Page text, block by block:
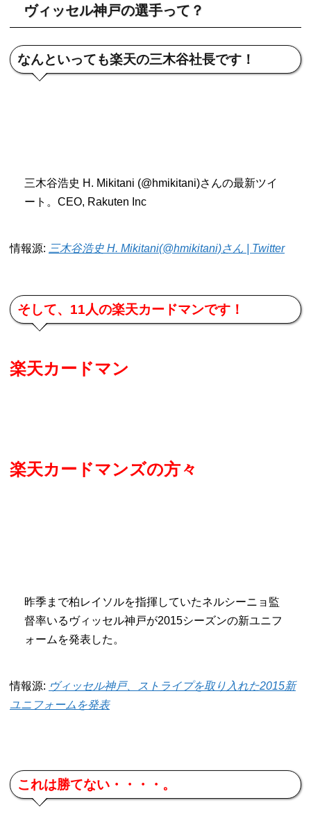
ヴィッセル神戸の選手って？
なんといっても楽天の三木谷社長です！
三木谷浩史 H. Mikitani (@hmikitani)さんの最新ツイ
ート。CEO, Rakuten Inc
情報源: 三木谷浩史 H. Mikitani(@hmikitani)さん | Twitter
そして、11人の楽天カードマンです！
楽天カードマン
楽天カードマンズの方々
昨季まで柏レイソルを指揮していたネルシーニョ監
督率いるヴィッセル神戸が2015シーズンの新ユニフ
ォームを発表した。
情報源: ヴィッセル神戸、ストライプを取り入れた2015新
ユニフォームを発表
これは勝てない・・・・。